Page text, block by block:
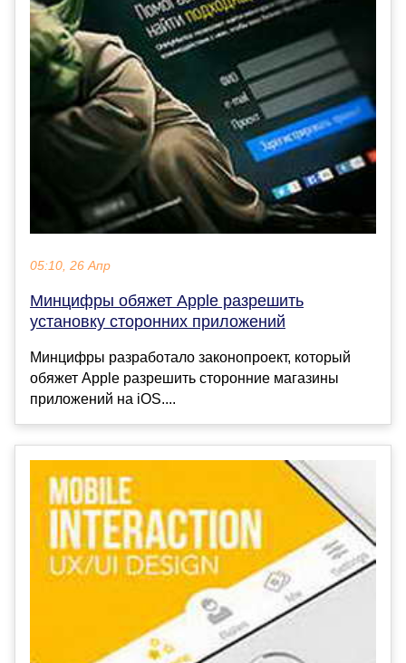
05:10, 26 Апр
Минцифры обяжет Apple разрешить
установку сторонних приложений
Минцифры разработало законопроект, который
обяжет Apple разрешить сторонние магазины
приложений на iOS....